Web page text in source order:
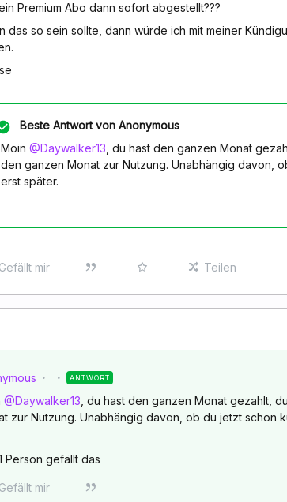
Premium Abo dann sofort abgestellt???
das so sein sollte, dann würde ich mit meiner
Beste Antwort von Anonymous
Moin @Daywalker13 , du hast den ganzen Monat
den ganzen Monat zur Nutzung. Unabhängig davon,
erst später.
Gefällt mir Teilen
ANTWORT
@Daywalker13 , du hast den ganzen Monat gezahlt,
zur Nutzung. Unabhängig davon, ob du jetzt schon
Person gefällt das
Gefällt mir